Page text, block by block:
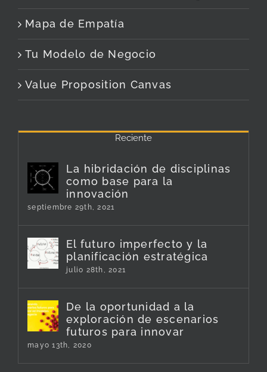
Mapa de Empatía
Tu Modelo de Negocio
Value Proposition Canvas
Reciente
La hibridación de disciplinas
como base para la
innovación
septiembre 29th, 2021
El futuro imperfecto y la
planificación estratégica
julio 28th, 2021
De la oportunidad a la
exploración de escenarios
futuros para innovar
mayo 13th, 2020